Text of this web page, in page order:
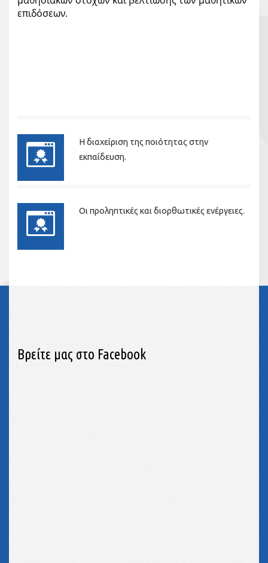
Η διαχείριση της ποιότητας στην
εκπαίδευση.
Οι προληπτικές και διορθωτικές ενέργειες.
Βρείτε μας στο Facebook